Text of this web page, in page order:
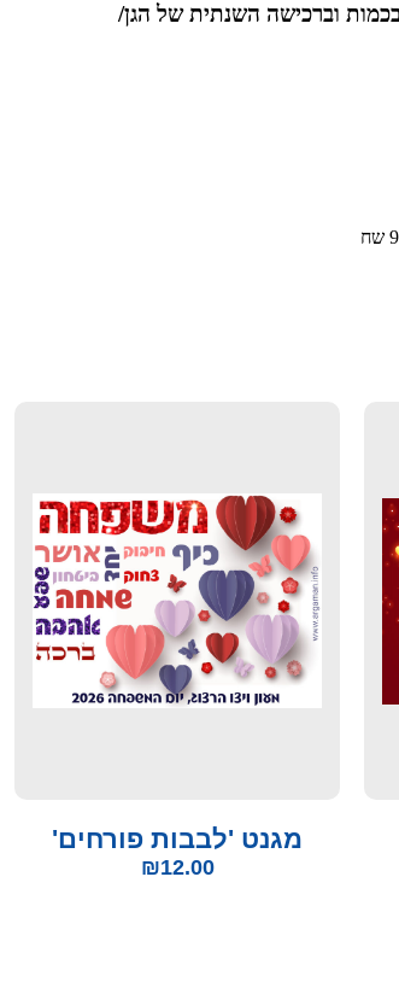
שח ותלוי בכמות וברכישה השנתית של הגן/
מגנט 'לבבות פורחים'
₪12.00